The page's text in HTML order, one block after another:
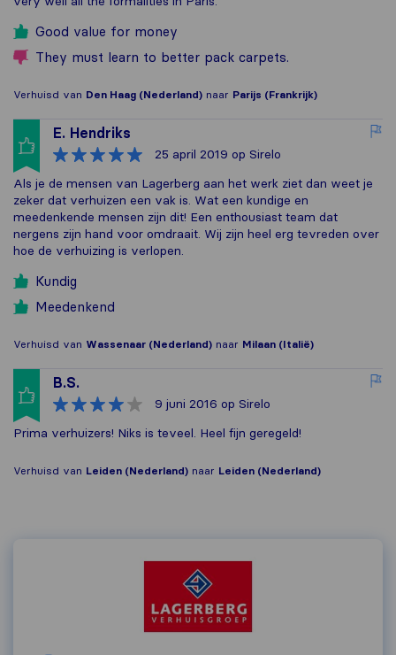
Good value for money
They must learn to better pack carpets.
Verhuisd van Den Haag (Nederland) naar Parijs (Frankrijk)
E. Hendriks
25 april 2019 op Sirelo
Als je de mensen van Lagerberg aan het werk ziet dan weet je
zeker dat verhuizen een vak is. Wat een kundige en
meedenkende mensen zijn dit! Een enthousiast team dat
nergens zijn hand voor omdraait. Wij zijn heel erg tevreden over
hoe de verhuizing is verlopen.
Kundig
Meedenkend
Verhuisd van Wassenaar (Nederland) naar Milaan (Italië)
B.S.
9 juni 2016 op Sirelo
Prima verhuizers! Niks is teveel. Heel fijn geregeld!
Verhuisd van Leiden (Nederland) naar Leiden (Nederland)